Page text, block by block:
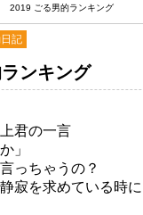
2019 ごる男的ランキング
記
ンキング
君の一言
」
っちゃうの？
寂を求めている時